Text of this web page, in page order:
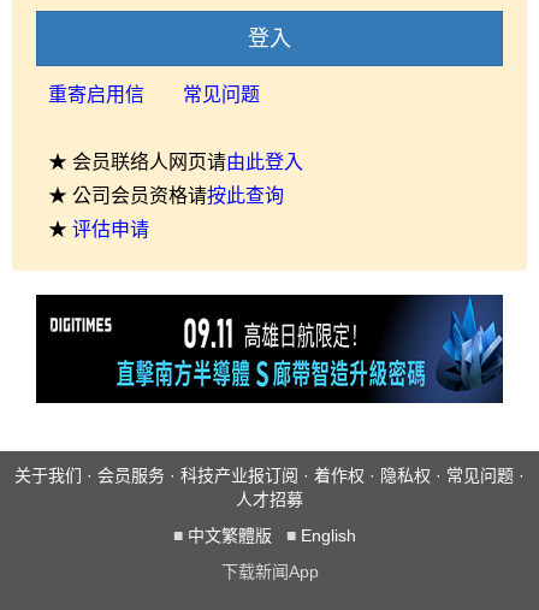
登入
重寄启用信 常见问题
★ 会员联络人网页请由此登入
★ 公司会员资格请按此查询
★ 评估申请
关于我们 · 会员服务 · 科技产业报订阅 · 着作权 · 隐私权 · 常见问题 ·
人才招募
■ 中文繁體版 ■ English
下载新闻App